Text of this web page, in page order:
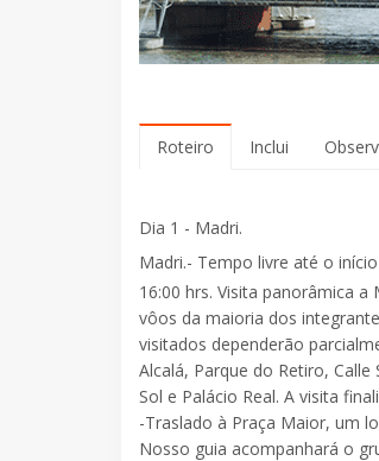
Roteiro Inclui
Dia 1 - Madri.
Madri.- Tempo livre até o
16:00 hrs. Visita panorâmica
vôos da maioria dos
visitados dependerão
Alcalá, Parque do Retiro,
Sol e Palácio Real. A visita
-Traslado à Praça Maior, um
Nosso guia acompanhará o